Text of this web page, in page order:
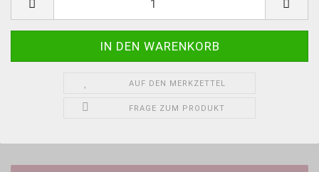
AUF DEN MERKZETTEL
FRAGE ZUM PRODUKT